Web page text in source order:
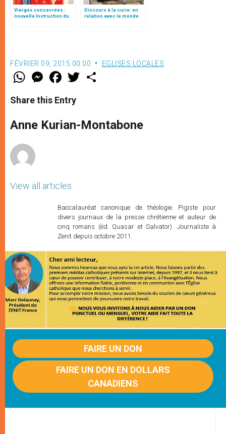
Vierges consacrées :
nouvelle Instruction du
Discours à la curie: en
relation avec le monde
(texte intégral)
FÉVRIER 09, 2015 00:00 EGLISES LOCALES
W
t
s
p
p
M
e
s
e
g
e
F
a
e
b
o
k
w
r
Share this Entry
Anne Kurian-Montabone
View all articles
Baccalauréat canonique de théologie. Pigiste pour
divers journaux de la presse chrétienne et auteur de
cinq romans (éd. Quasar et Salvator). Journaliste à
Zenit depuis octobre 2011.
FAIRE UN DON
FAIRE UN DON EN DOLLARS
CANADIENS